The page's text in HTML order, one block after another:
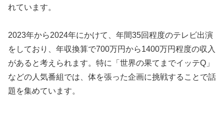
れています。
2023年から2024年にかけて、年間35回程度のテレビ出演
をしており、年収換算で700万円から1400万円程度の収入
があると考えられます。特に「世界の果てまでイッテQ」
などの人気番組では、体を張った企画に挑戦することで話
題を集めています。